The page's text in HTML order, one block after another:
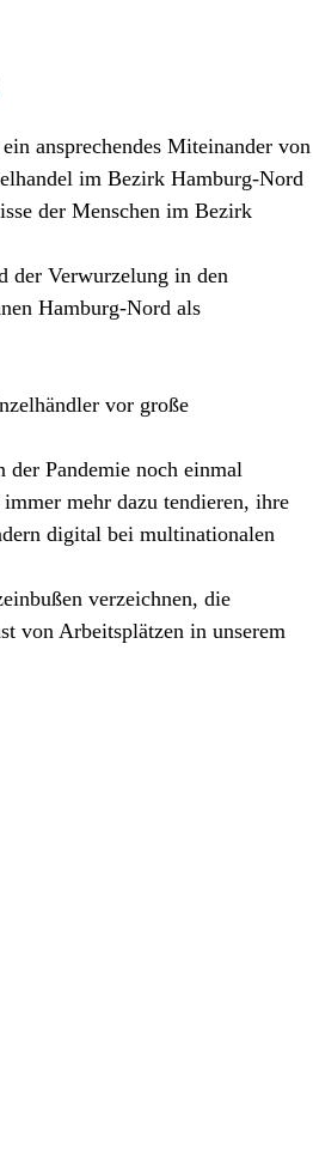
ansprechendes Miteinander von
im Bezirk Hamburg-Nord
der Menschen im Bezirk
der Verwurzelung in den
Hamburg-Nord als
vor große
Pandemie noch einmal
mehr dazu tendieren, ihre
digital bei multinationalen
verzeichnen, die
von Arbeitsplätzen in unserem